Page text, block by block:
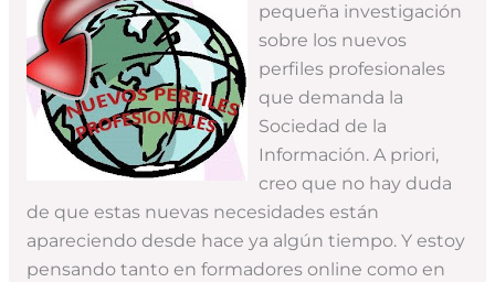
pequeña investigación
sobre los nuevos
perfiles profesionales
que demanda la
Sociedad de la
Información. A priori,
creo que no hay duda
de que estas nuevas necesidades están
apareciendo desde hace ya algún tiempo. Y estoy
pensando tanto en formadores online como en